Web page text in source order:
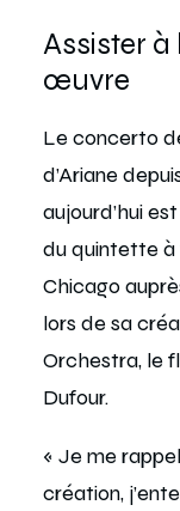
Assister à
œuvre
Le concerto
d’Ariane
aujourd’hui
du quintette à
Chicago
lors de sa
Orchestra, le
Dufour.
« Je me
création,